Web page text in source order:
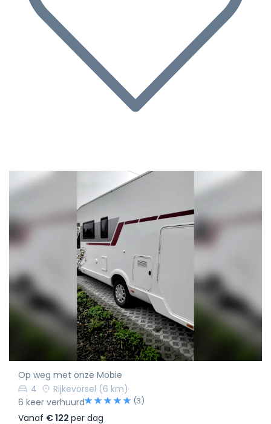
Op weg met onze Mobie
4
Rijkevorsel (6 km)
6 keer verhuurd
(3)
Vanaf € 122 per dag